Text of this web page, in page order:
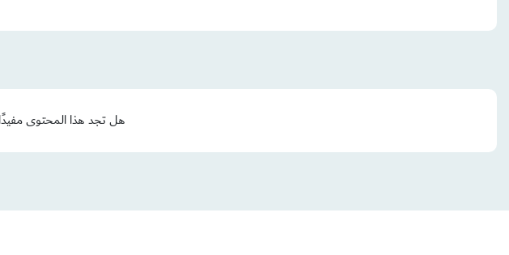
هل تجد هذا المحتوى